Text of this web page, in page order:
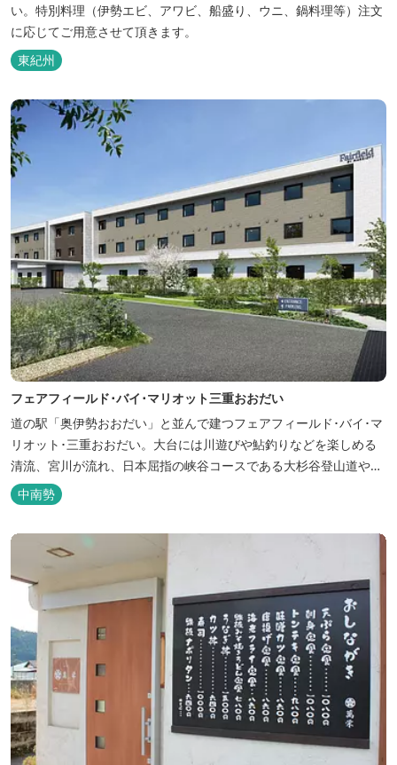
い。特別料理（伊勢エビ、アワビ、船盛り、ウニ、鍋料理等）注文
に応じてご用意させて頂きます。
東紀州
フェアフィールド･バイ･マリオット三重おおだい
道の駅「奥伊勢おおだい」と並んで建つフェアフィールド･バイ･マ
リオット･三重おおだい。大台には川遊びや鮎釣りなどを楽しめる
清流、宮川が流れ、日本屈指の峡谷コースである大杉谷登山道や、
登山初心者から楽しめる総門山など、表情豊かな山々が連なりま
す。 日本の滝百選に選ばれている七ッ釜滝など、大自然が作り出す
四季折々の景観は実に壮大です。身も心もリフレッシュする旅の拠
点として、当ホテルは快適さを追...
中南勢